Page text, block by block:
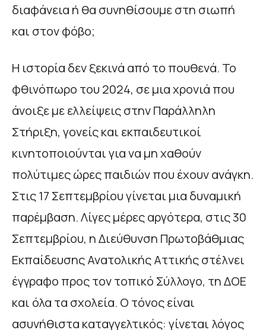
διαφάνεια ή θα συνηθίσουμε στη σιωπή
και στον φόβο;
Η ιστορία δεν ξεκινά από το πουθενά. Το
φθινόπωρο του 2024, σε μια χρονιά που
άνοιξε με ελλείψεις στην Παράλληλη
Στήριξη, γονείς και εκπαιδευτικοί
κινητοποιούνται για να μη χαθούν
πολύτιμες ώρες παιδιών που έχουν ανάγκη.
Στις 17 Σεπτεμβρίου γίνεται μια δυναμική
παρέμβαση. Λίγες μέρες αργότερα, στις 30
Σεπτεμβρίου, η Διεύθυνση Πρωτοβάθμιας
Εκπαίδευσης Ανατολικής Αττικής στέλνει
έγγραφο προς τον τοπικό Σύλλογο, τη ΔΟΕ
και όλα τα σχολεία. Ο τόνος είναι
ασυνήθιστα καταγγελτικός: γίνεται λόγος